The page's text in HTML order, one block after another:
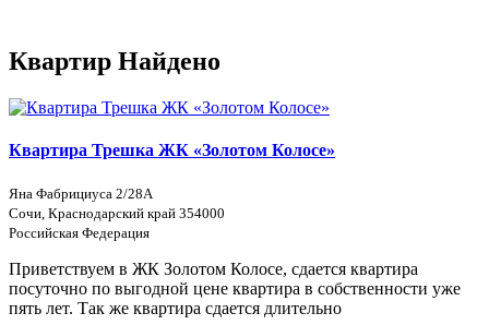
Квартир Найдено
Квартира Трешка ЖК «Золотом Колосе»
Яна Фабрициуса 2/28А
Сочи, Краснодарский край 354000
Российская Федерация
Приветствуем в ЖК Золотом Колосе, сдается квартира
посуточно по выгодной цене квартира в собственности уже
пять лет. Так же квартира сдается длительно